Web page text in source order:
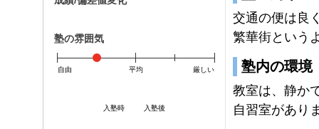
入塾時 入塾後
塾の雰囲気
自由 平均 厳しい
交通の便は良
繁華街という
塾内の環境
教室は、静か
自習室があり